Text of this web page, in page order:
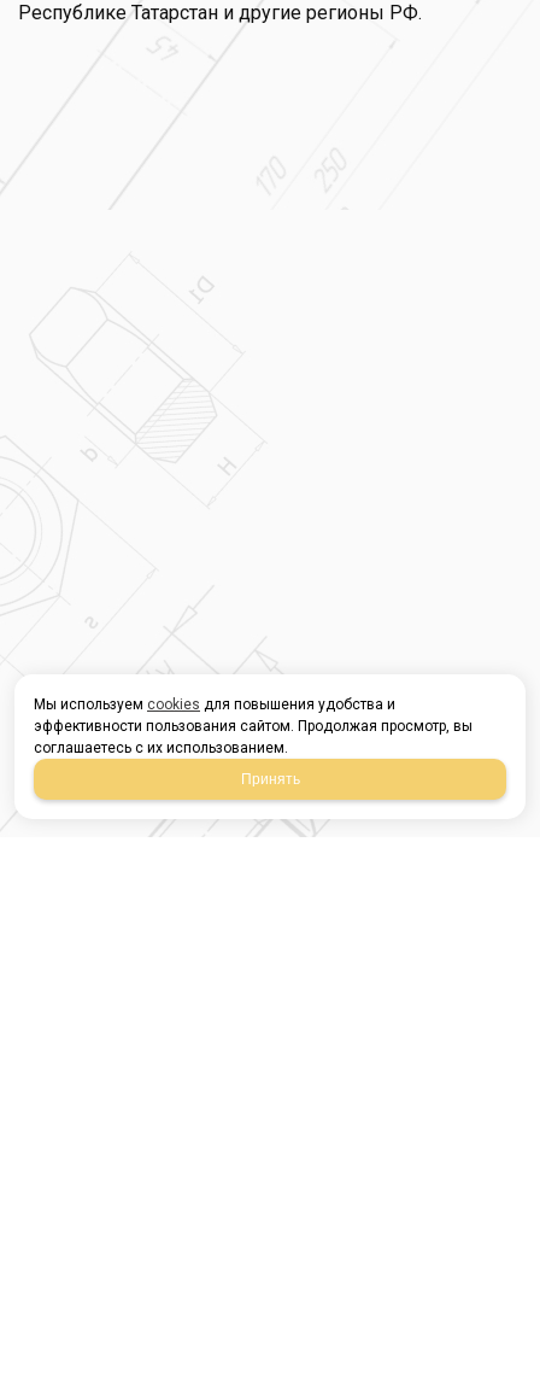
Республике Татарстан и другие регионы РФ.
Мы используем cookies для повышения удобства и
эффективности пользования сайтом. Продолжая просмотр, вы
соглашаетесь с их использованием.
Принять